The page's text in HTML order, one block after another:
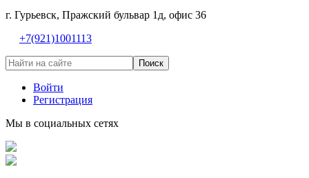
г. Гурьевск, Пражский бульвар 1д, офис 36
+7(921)1001113
Поиск
Войти
Регистрация
Мы в социальных сетях